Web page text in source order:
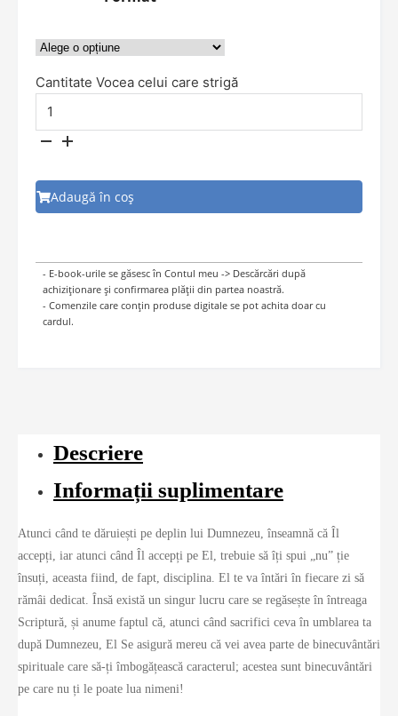
Cantitate Vocea celui care strigă
Adaugă în coș
- E-book-urile se găsesc în Contul meu -> Descărcări după
achiziționare și confirmarea plății din partea noastră.
- Comenzile care conțin produse digitale se pot achita doar cu
cardul.
Descriere
Informații suplimentare
Atunci când te dăruiești pe deplin lui Dumnezeu, înseamnă că Îl
accepți, iar atunci când Îl accepți pe El, trebuie să îți spui „nu” ție
însuți, aceasta fiind, de fapt, disciplina. El te va întări în fiecare zi să
rămâi dedicat. Însă există un singur lucru care se regăsește în întreaga
Scriptură, și anume faptul că, atunci când sacrifici ceva în umblarea ta
după Dumnezeu, El Se asigură mereu că vei avea parte de binecuvântări
spirituale care să-ți îmbogățească caracterul; acestea sunt binecuvântări
pe care nu ți le poate lua nimeni!